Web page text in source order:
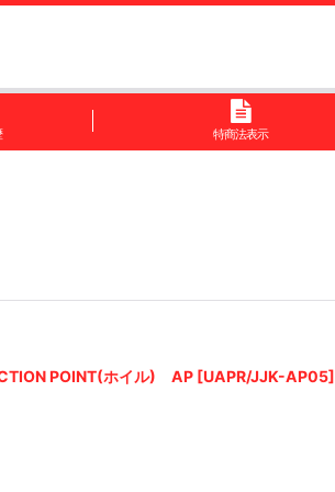
特商法表示
POINT(ホイル) AP [UAPR/JJK-AP05]